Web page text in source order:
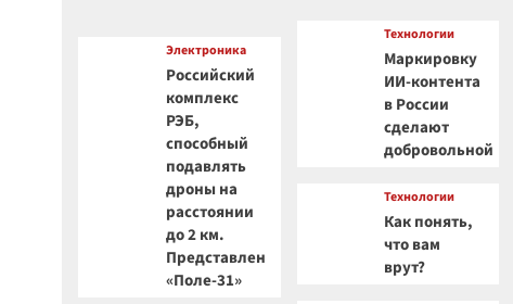
Электроника
Российский
комплекс
РЭБ,
способный
подавлять
дроны на
расстоянии
до 2 км.
Представлен
«Поле-31»
Технологии
Маркировку
ИИ-контента
в России
сделают
добровольной
Технологии
Как понять,
что вам
врут?